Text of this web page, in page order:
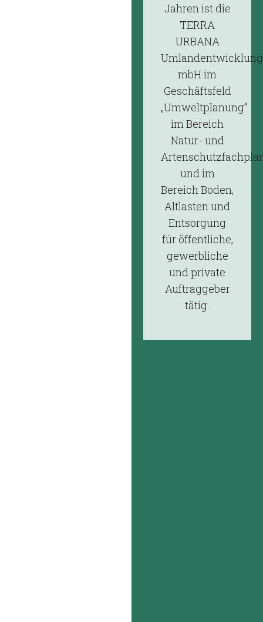
Jahren ist die
TERRA
URBANA
mbH im
Geschäftsfeld
„Umweltplanung“
im Bereich
Natur- und
und im
Bereich Boden,
Altlasten und
Entsorgung
für öffentliche,
gewerbliche
und private
Auftraggeber
tätig.